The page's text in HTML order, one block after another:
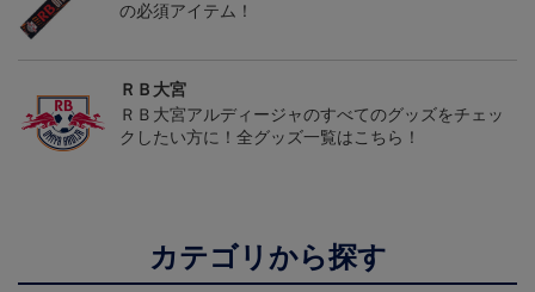
の必須アイテム！
ＲＢ大宮
ＲＢ大宮アルディージャのすべてのグッズをチェッ
クしたい方に！全グッズ一覧はこちら！
カテゴリから探す